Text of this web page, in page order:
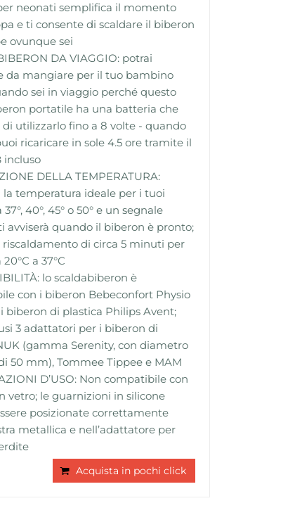
neonati semplifica il momento
e ti consente di scaldare il biberon
ovunque sei
DA VIAGGIO: potrai
da mangiare per il tuo bambino
sei in viaggio perché questo
portatile ha una batteria che
di utilizzarlo fino a 8 volte - quando
ricaricare in sole 4.5 ore tramite il
incluso
DELLA TEMPERATURA:
la temperatura ideale per i tuoi
40°, 45° o 50° e un segnale
avviserà quando il biberon è pronto;
di circa 5 minuti per
a 37°C
lo scaldabiberon è
con i biberon Bebeconfort Physio
biberon di plastica Philips Avent;
3 adattatori per i biberon di
(gamma Serenity, con diametro
50 mm), Tommee Tippee e MAM
D’USO: Non compatibile con
vetro; le guarnizioni in silicone
posizionate correttamente
metallica e nell’adattatore per
Acquista in pochi click